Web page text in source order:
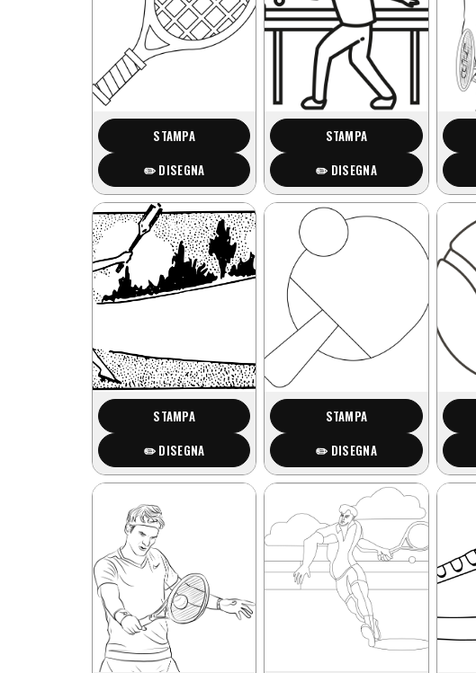
STAMPA
✏️ DISEGNA
STAMPA
✏️ DISEGNA
STAMPA
✏️ DISEGNA
STAMPA
✏️ DISEGNA